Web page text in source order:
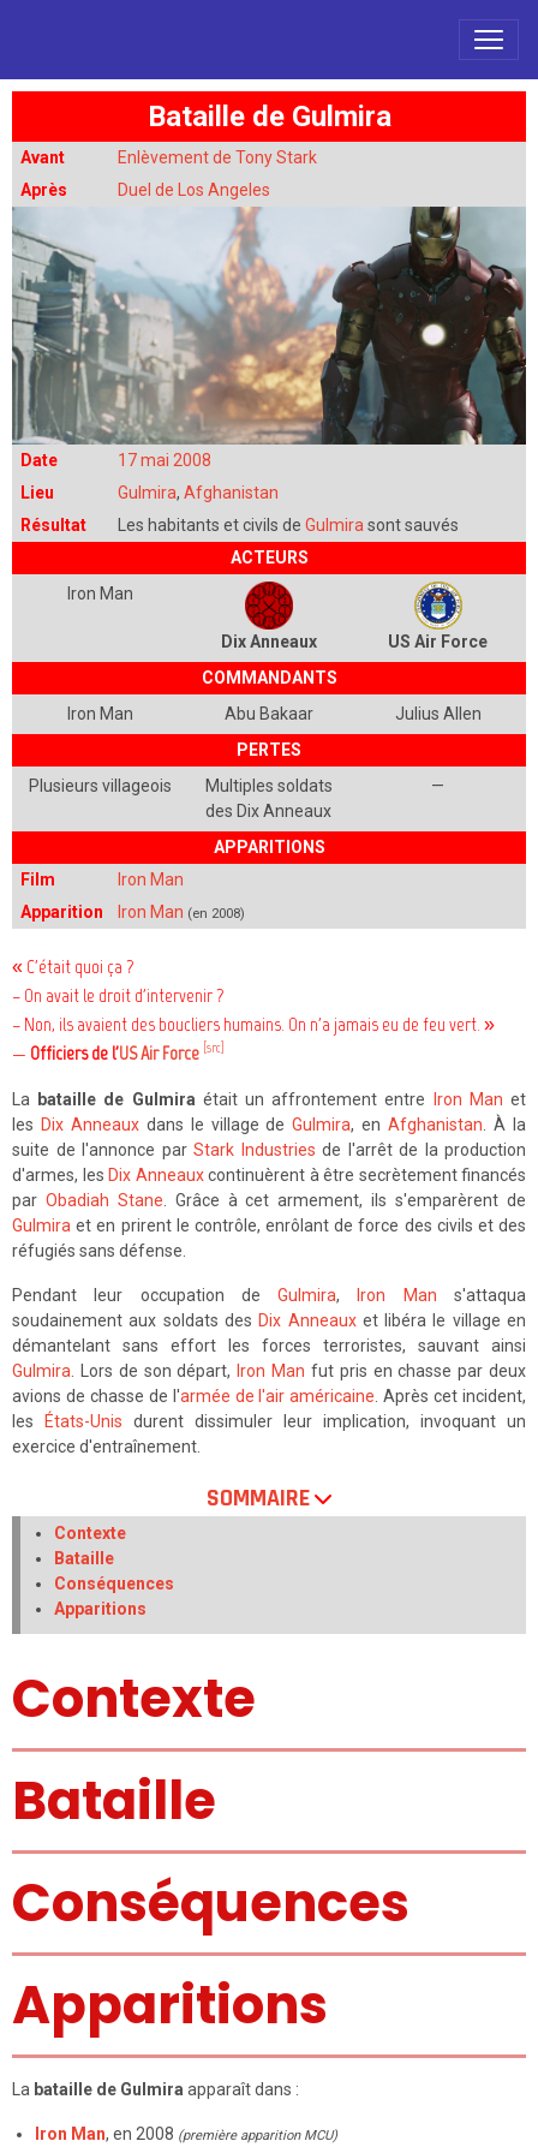
Bataille de Gulmira
Avant
Enlèvement de Tony Stark
Après
Duel de Los Angeles
Date
17 mai 2008
Lieu
Gulmira, Afghanistan
Résultat
Les habitants et civils de Gulmira sont sauvés
ACTEURS
Iron Man
Dix Anneaux
US Air Force
COMMANDANTS
Iron Man
Abu Bakaar
Julius Allen
PERTES
Plusieurs villageois
Multiples soldats
des Dix Anneaux
—
APPARITIONS
Film
Iron Man
Apparition
Iron Man (en 2008)
« C'était quoi ça ?
– On avait le droit d'intervenir ?
– Non, ils avaient des boucliers humains. On n'a jamais eu de feu vert. »
— Officiers de l'US Air Force [src]
La bataille de Gulmira était un affrontement entre Iron Man et
les Dix Anneauxdans le village deGulmira, enAfghanistan . À la
suite de l'annonce par Stark Industries de l'arrêt de la production
d'armes, les Dix Anneauxcontinuèrent à être secrètement financés
par Obadiah Stane . Grâce à cet armement, ils s'emparèrent de
Gulmira et en prirent le contrôle, enrôlant de force des civils et des
réfugiés sans défense.
Pendant leur occupation deGulmira, Iron Man s'attaqua
soudainement aux soldats des Dix Anneauxet libéra le village en
démantelant sans effort les forces terroristes, sauvant ainsi
Gulmira . Lors de son départ, Iron Man fut pris en chasse par deux
avions de chasse de l'armée de l'air américaine . Après cet incident,
les
États-Unis durent dissimuler leur implication, invoquant un
exercice d'entraînement.
SOMMAIRE
Contexte
Bataille
Conséquences
Apparitions
Contexte
Bataille
Conséquences
Apparitions
La bataille de Gulmira apparaît dans :
Iron Man, en 2008 (première apparition MCU)